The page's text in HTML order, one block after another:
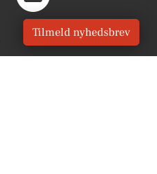
Tilmeld nyhedsbrev